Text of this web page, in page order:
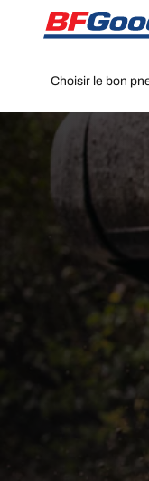
Go to page content
Choisir le bon